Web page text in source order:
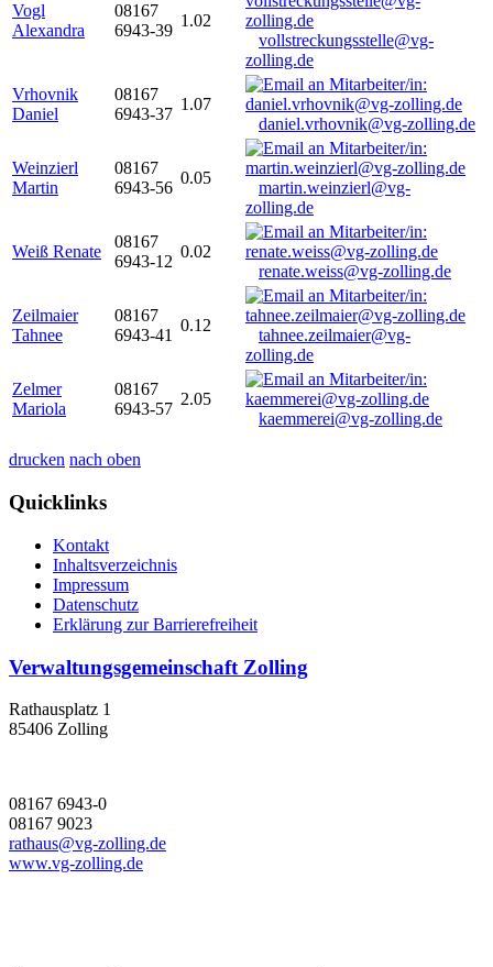
Vogl
Alexandra
08167
6943-39
1.02
vollstreckungsstelle@vg-
zolling.de
Vrhovnik
Daniel
08167
6943-37
1.07
daniel.vrhovnik@vg-zolling.de
Weinzierl
Martin
08167
6943-56
0.05
martin.weinzierl@vg-
zolling.de
Weiß Renate
08167
6943-12
0.02
renate.weiss@vg-zolling.de
Zeilmaier
Tahnee
08167
6943-41
0.12
tahnee.zeilmaier@vg-
zolling.de
Zelmer
Mariola
08167
6943-57
2.05
kaemmerei@vg-zolling.de
drucken nach oben
Quicklinks
Kontakt
Inhaltsverzeichnis
Impressum
Datenschutz
Erklärung zur Barrierefreiheit
Verwaltungsgemeinschaft Zolling
Rathausplatz 1
85406 Zolling
08167 6943-0
08167 9023
rathaus@vg-zolling.de
www.vg-zolling.de